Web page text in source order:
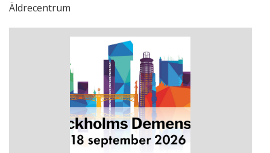
Äldrecentrum